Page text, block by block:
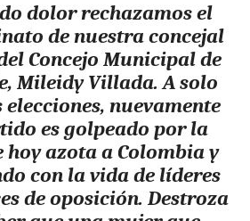
dolor rechazamos el
de nuestra concejal
Concejo Municipal de
Mileidy Villada. A solo
elecciones, nuevamente
es golpeado por la
azota a Colombia y
con la vida de líderes
de oposición. Destroza